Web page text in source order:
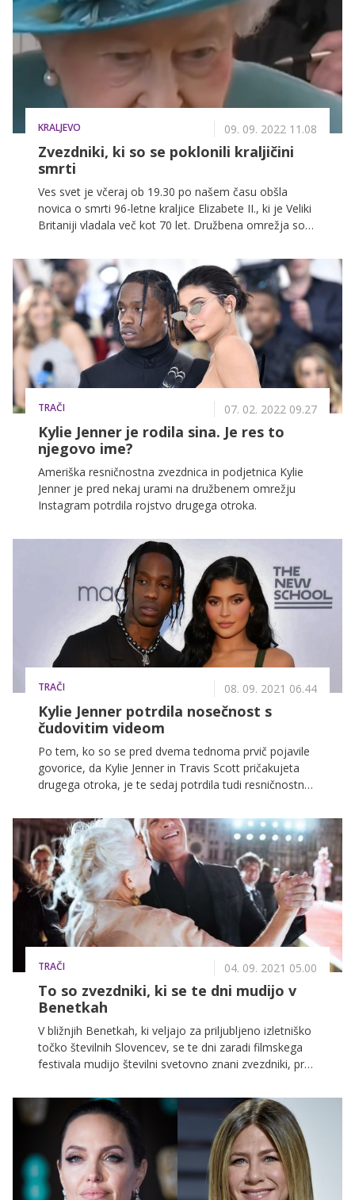
Holmes.
KRALJEVO 09. 09. 2022 11.08
Zvezdniki, ki so se poklonili kraljičini
smrti
Ves svet je včeraj ob 19.30 po našem času obšla
novica o smrti 96-letne kraljice Elizabete II., ki je Veliki
Britaniji vladala več kot 70 let. Družbena omrežja so
je na ta zgodovinski dogodek odzvalo tudi veliko
zvezdnikov. Nekateri izmed njih so kraljico celo
spoznali. Kdo vse se je spomnil kraljice?
TRAČI 07. 02. 2022 09.27
Kylie Jenner je rodila sina. Je res to
njegovo ime?
Ameriška resničnostna zvezdnica in podjetnica Kylie
Jenner je pred nekaj urami na družbenem omrežju
Instagram potrdila rojstvo drugega otroka.
TRAČI 08. 09. 2021 06.44
Kylie Jenner potrdila nosečnost s
čudovitim videom
Po tem, ko so se pred dvema tednoma prvič pojavile
govorice, da Kylie Jenner in Travis Scott pričakujeta
drugega otroka, je te sedaj potrdila tudi resničnostna
prekrasen videoposnetek.
TRAČI 04. 09. 2021 05.00
To so zvezdniki, ki se te dni mudijo v
Benetkah
V bližnjih Benetkah, ki veljajo za priljubljeno izletniško
točko številnih Slovencev, se te dni zaradi filmskega
festivala mudijo številni svetovno znani zvezdniki, prav
dvojca Dolce & Gabbana. Številni radi prosti čas
izkoristijo za ogled znamenitosti večnega mesta. In ob
kom boste morda pili kavo, če se te dni odpravite v
Benetke?